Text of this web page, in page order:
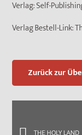
Verlag:Self-
Verlag Bestell-Link:
Zurück zur